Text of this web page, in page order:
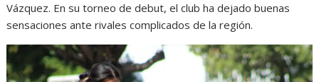
Vázquez. En su torneo de debut, el club ha dejado buenas
sensaciones ante rivales complicados de la región.